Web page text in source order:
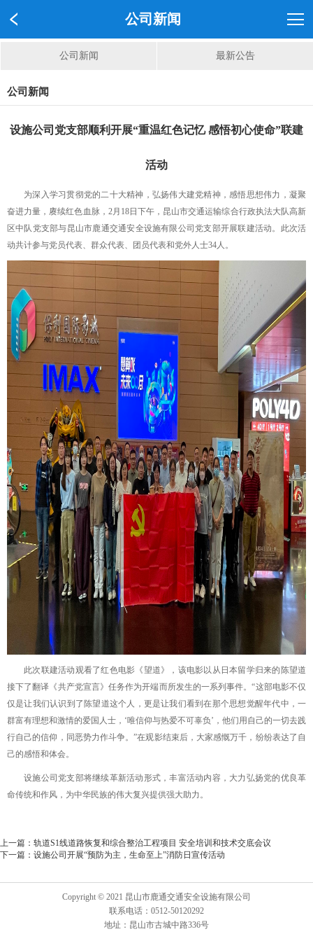
公司新闻
公司新闻 最新公告
公司新闻
设施公司党支部顺利开展“重温红色记忆 感悟初心使命”联建
活动
为深入学习贯彻党的二十大精神，弘扬伟大建党精神，感悟思想伟力，凝聚
奋进力量，赓续红色血脉，2月18日下午，昆山市交通运输综合行政执法大队高新
区中队党支部与昆山市鹿通交通安全设施有限公司党支部开展联建活动。此次活
动共计参与党员代表、群众代表、团员代表和党外人士34人。
此次联建活动观看了红色电影《望道》，该电影以从日本留学归来的陈望道
接下了翻译《共产党宣言》任务作为开端而所发生的一系列事件。“这部电影不仅
仅是让我们认识到了陈望道这个人，更是让我们看到在那个思想觉醒年代中，一
群富有理想和激情的爱国人士，‘唯信仰与热爱不可辜负’，他们用自己的一切去践
行自己的信仰，同恶势力作斗争。”在观影结束后，大家感慨万千，纷纷表达了自
己的感悟和体会。
设施公司党支部将继续革新活动形式，丰富活动内容，大力弘扬党的优良革
命传统和作风，为中华民族的伟大复兴提供强大助力。
上一篇： 轨道S1线道路恢复和综合整治工程项目 安全培训和技术交底会议
下一篇： 设施公司开展“预防为主，生命至上”消防日宣传活动
Copyright © 2021 昆山市鹿通交通安全设施有限公司
联系电话：0512-50120292
地址：昆山市古城中路336号